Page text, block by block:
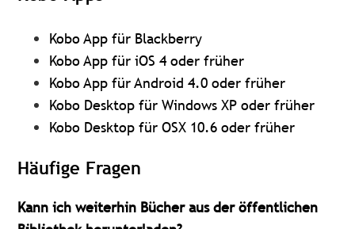
Kobo App für Blackberry
Kobo App für iOS 4 oder früher
Kobo App für Android 4.0 oder früher
Kobo Desktop für Windows XP oder früher
Kobo Desktop für OSX 10.6 oder früher
Häufige Fragen
Kann ich weiterhin Bücher aus der öffentlichen